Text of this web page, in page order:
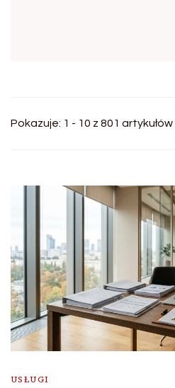
Pokazuje: 1 - 10 z 801 artykułów
USŁUGI